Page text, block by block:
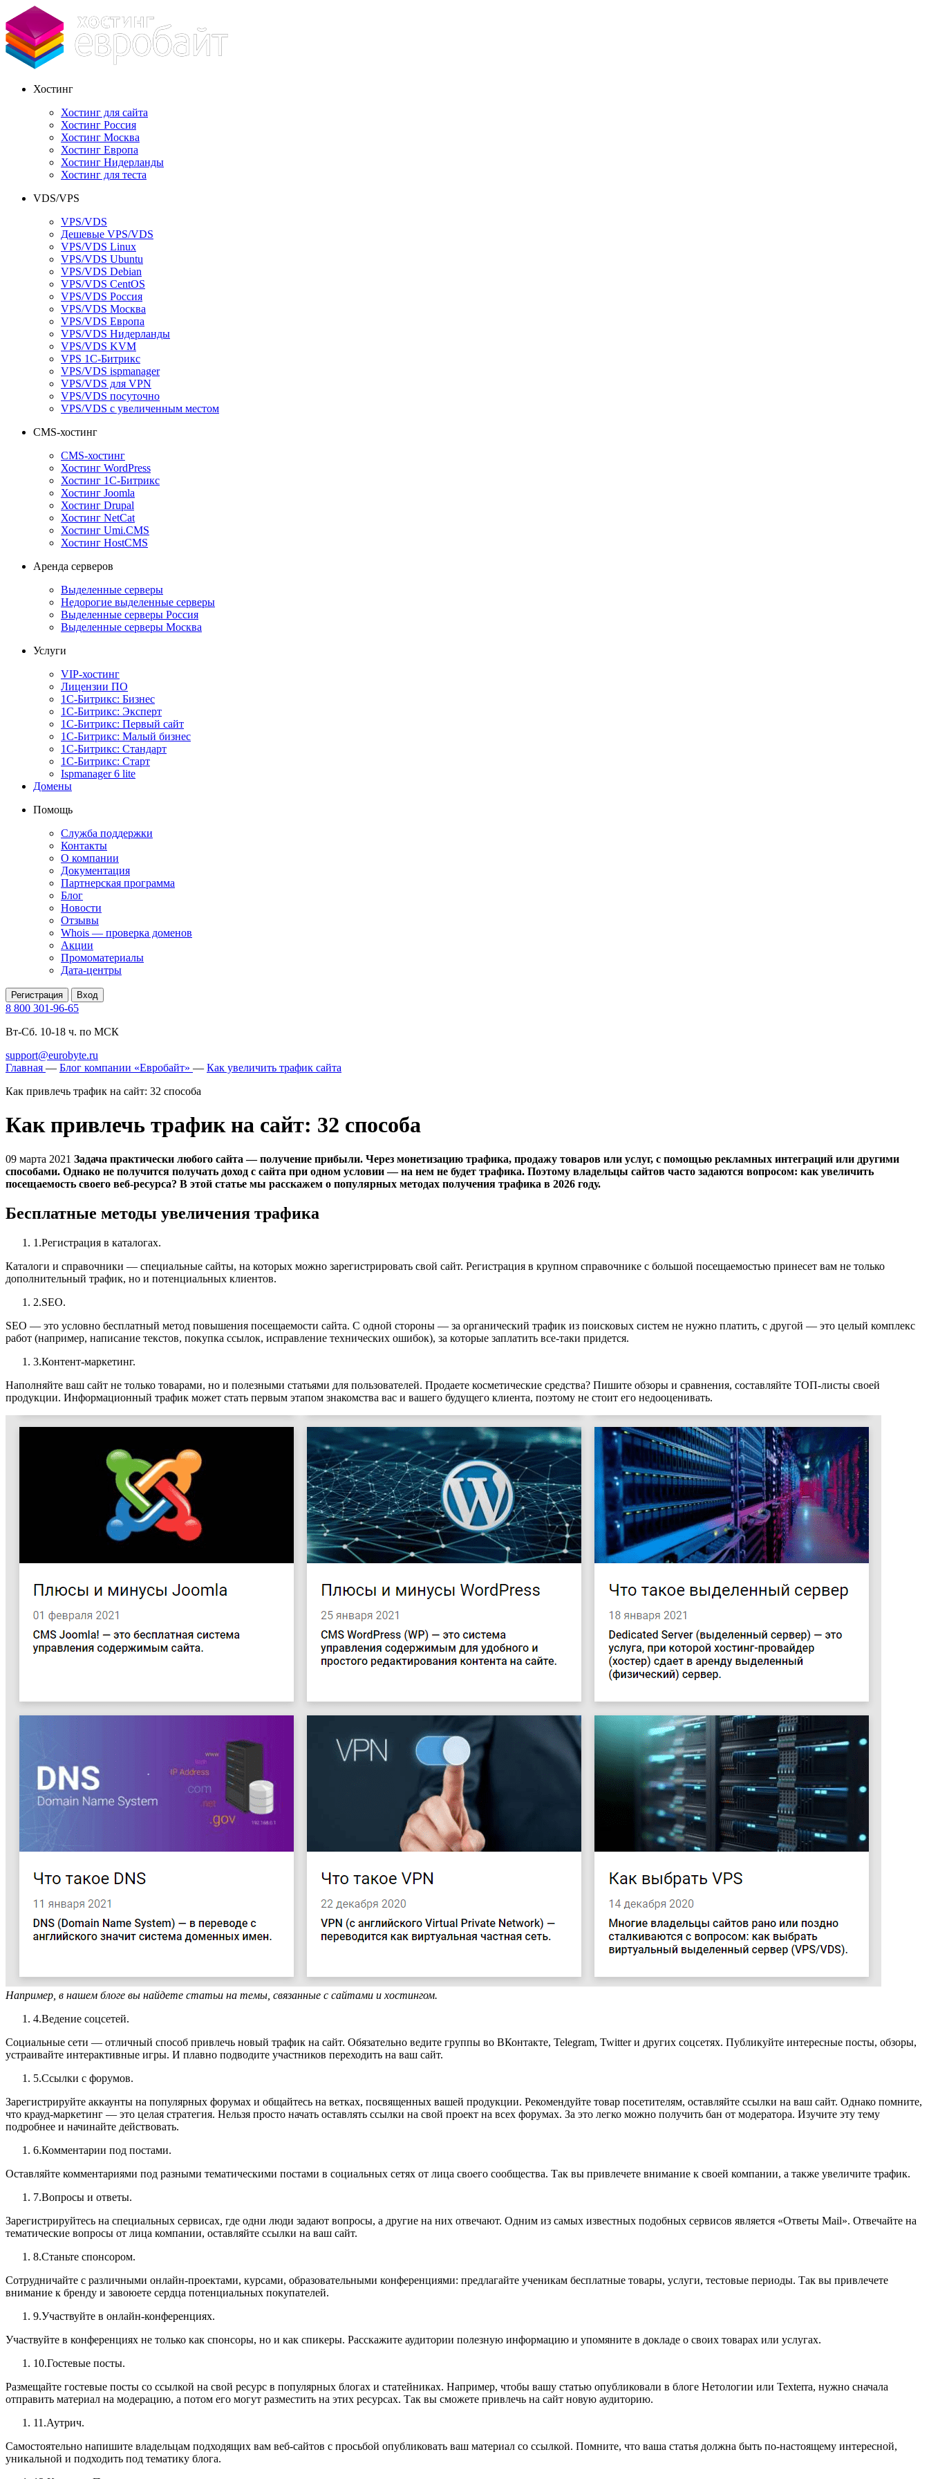
Хостинг
Хостинг для сайта
Хостинг Россия
Хостинг Москва
Хостинг Европа
Хостинг Нидерланды
Хостинг для теста
VDS/VPS
VPS/VDS
Дешевые VPS/VDS
VPS/VDS Linux
VPS/VDS Ubuntu
VPS/VDS Debian
VPS/VDS CentOS
VPS/VDS Россия
VPS/VDS Москва
VPS/VDS Европа
VPS/VDS Нидерланды
VPS/VDS KVM
VPS 1С-Битрикс
VPS/VDS ispmanager
VPS/VDS для VPN
VPS/VDS посуточно
VPS/VDS с увеличенным местом
CMS-хостинг
CMS-хостинг
Хостинг WordPress
Хостинг 1С-Битрикс
Хостинг Joomla
Хостинг Drupal
Хостинг NetCat
Хостинг Umi.CMS
Хостинг HostCMS
Аренда серверов
Выделенные серверы
Недорогие выделенные серверы
Выделенные серверы Россия
Выделенные серверы Москва
Услуги
VIP-хостинг
Лицензии ПО
1С-Битрикс: Бизнес
1С-Битрикс: Эксперт
1С-Битрикс: Первый сайт
1С-Битрикс: Малый бизнес
1С-Битрикс: Стандарт
1С-Битрикс: Старт
Ispmanager 6 lite
Домены
Помощь
Служба поддержки
Контакты
О компании
Документация
Партнерская программа
Блог
Новости
Отзывы
Whois — проверка доменов
Акции
Промоматериалы
Дата-центры
Регистрация Вход
8 800 301-96-65
Вт-Сб. 10-18 ч. по МСК
support@eurobyte.ru
Главная — Блог компании «Евробайт» — Как увеличить трафик сайта
Как привлечь трафик на сайт: 32 способа
Как привлечь трафик на сайт: 32 способа
09 марта 2021 Задача практически любого сайта — получение прибыли. Через монетизацию трафика, продажу товаров или услуг, с помощью рекламных интеграций или другими
способами. Однако не получится получать доход с сайта при одном условии — на нем не будет трафика. Поэтому владельцы сайтов часто задаются вопросом: как увеличить
посещаемость своего веб-ресурса? В этой статье мы расскажем о популярных методах получения трафика в 2026 году.
Бесплатные методы увеличения трафика
Регистрация в каталогах.
Каталоги и справочники — специальные сайты, на которых можно зарегистрировать свой сайт. Регистрация в крупном справочнике с большой посещаемостью принесет вам не только
дополнительный трафик, но и потенциальных клиентов.
SEO.
SEO — это условно бесплатный метод повышения посещаемости сайта. С одной стороны — за органический трафик из поисковых систем не нужно платить, с другой — это целый комплекс
работ (например, написание текстов, покупка ссылок, исправление технических ошибок), за которые заплатить все-таки придется.
Контент-маркетинг.
Наполняйте ваш сайт не только товарами, но и полезными статьями для пользователей. Продаете косметические средства? Пишите обзоры и сравнения, составляйте ТОП-листы своей
продукции. Информационный трафик может стать первым этапом знакомства вас и вашего будущего клиента, поэтому не стоит его недооценивать.
Например, в нашем блоге вы найдете статьи на темы, связанные с сайтами и хостингом.
Ведение соцсетей.
Социальные сети — отличный способ привлечь новый трафик на сайт. Обязательно ведите группы во ВКонтакте, Telegram, Twitter и других соцсетях. Публикуйте интересные посты, обзоры,
устраивайте интерактивные игры. И плавно подводите участников переходить на ваш сайт.
Ссылки с форумов.
Зарегистрируйте аккаунты на популярных форумах и общайтесь на ветках, посвященных вашей продукции. Рекомендуйте товар посетителям, оставляйте ссылки на ваш сайт. Однако помните,
что крауд-маркетинг — это целая стратегия. Нельзя просто начать оставлять ссылки на свой проект на всех форумах. За это легко можно получить бан от модератора. Изучите эту тему
подробнее и начинайте действовать.
Комментарии под постами.
Оставляйте комментариями под разными тематическими постами в социальных сетях от лица своего сообщества. Так вы привлечете внимание к своей компании, а также увеличите трафик.
Вопросы и ответы.
Зарегистрируйтесь на специальных сервисах, где одни люди задают вопросы, а другие на них отвечают. Одним из самых известных подобных сервисов является «Ответы Mail». Отвечайте на
тематические вопросы от лица компании, оставляйте ссылки на ваш сайт.
Станьте спонсором.
Сотрудничайте с различными онлайн-проектами, курсами, образовательными конференциями: предлагайте ученикам бесплатные товары, услуги, тестовые периоды. Так вы привлечете
внимание к бренду и завоюете сердца потенциальных покупателей.
Участвуйте в онлайн-конференциях.
Участвуйте в конференциях не только как спонсоры, но и как спикеры. Расскажите аудитории полезную информацию и упомяните в докладе о своих товарах или услугах.
Гостевые посты.
Размещайте гостевые посты со ссылкой на свой ресурс в популярных блогах и статейниках. Например, чтобы вашу статью опубликовали в блоге Нетологии или Texterra, нужно сначала
отправить материал на модерацию, а потом его могут разместить на этих ресурсах. Так вы сможете привлечь на сайт новую аудиторию.
Аутрич.
Самостоятельно напишите владельцам подходящих вам веб-сайтов с просьбой опубликовать ваш материал со ссылкой. Помните, что ваша статья должна быть по-настоящему интересной,
уникальной и подходить под тематику блога.